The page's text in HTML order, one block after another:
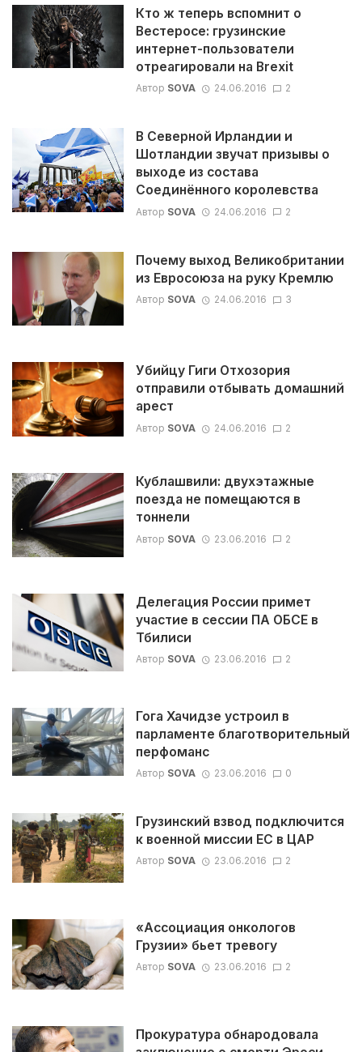
Кто ж теперь вспомнит о
Вестеросе: грузинские
интернет-пользователи
отреагировали на Brexit
Автор SOVA 24.06.2016 2
В Северной Ирландии и
Шотландии звучат призывы о
выходе из состава
Соединённого королевства
Автор SOVA 24.06.2016 2
Почему выход Великобритании
из Евросоюза на руку Кремлю
Автор SOVA 24.06.2016 3
Убийцу Гиги Отхозория
отправили отбывать домашний
арест
Автор SOVA 24.06.2016 2
Кублашвили: двухэтажные
поезда не помещаются в
тоннели
Автор SOVA 23.06.2016 2
Делегация России примет
участие в сессии ПА ОБСЕ в
Тбилиси
Автор SOVA 23.06.2016 2
Гога Хачидзе устроил в
парламенте благотворительный
перфоманс
Автор SOVA 23.06.2016 0
Грузинский взвод подключится
к военной миссии ЕС в ЦАР
Автор SOVA 23.06.2016 2
«Ассоциация онкологов
Грузии» бьет тревогу
Автор SOVA 23.06.2016 2
Прокуратура обнародовала